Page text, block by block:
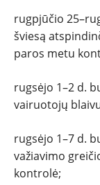
rugpjūčio
šviesą
paros metu
rugsėjo 1–2 d.
vairuotojų
rugsėjo 1–7 d.
važiavimo
kontrolė;